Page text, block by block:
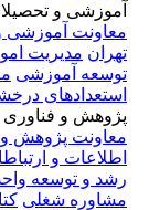
آموزشی و
معاونت آموزشی
تهران مدیریت
توسعه آموزشی
استعدادهای
پژوهش و فناوری
معاونت پژوهش و
اطلاعات و
رشد و توسعه
مشاوره شغلی